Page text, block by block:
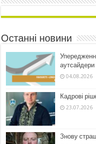
Останні новини
04.08.2026
Кадрові
23.07.2026
Знову